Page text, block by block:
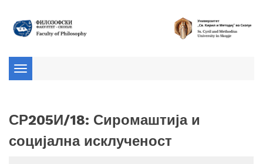
Toggle
navigation
СР205И/18: Сиромаштија и
социјална исклученост